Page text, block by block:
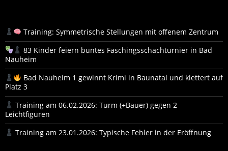
Training: Symmetrische Stellungen mit offenem Zentrum
83 Kinder feiern buntes Faschingsschachturnier in Bad
Nauheim
Bad Nauheim 1 gewinnt Krimi in Baunatal und klettert auf
Platz 3
Training am 06.02.2026: Turm (+Bauer) gegen 2
Leichtfiguren
Training am 23.01.2026: Typische Fehler in der Eröffnung